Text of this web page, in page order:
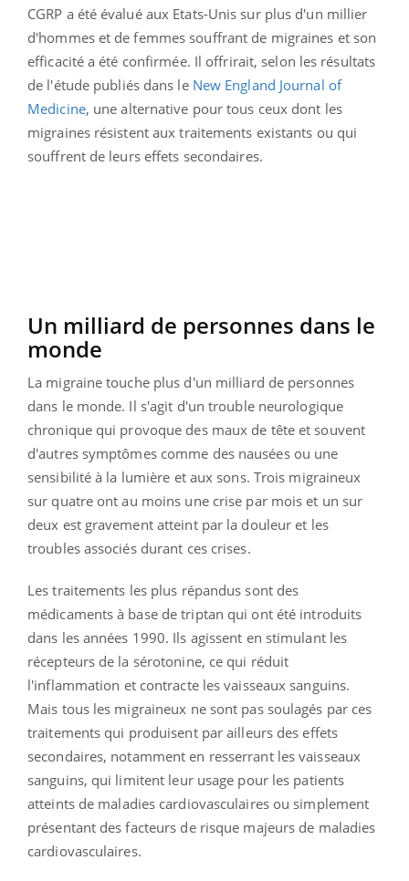
CGRP a été évalué aux Etats-Unis sur plus d'un millier
d'hommes et de femmes souffrant de migraines et son
efficacité a été confirmée. Il offrirait, selon les résultats
de l'étude publiés dans le New England Journal of
Medicine, une alternative pour tous ceux dont les
migraines résistent aux traitements existants ou qui
souffrent de leurs effets secondaires.
Un milliard de personnes dans le
monde
La migraine touche plus d'un milliard de personnes
dans le monde. Il s'agit d'un trouble neurologique
chronique qui provoque des maux de tête et souvent
d'autres symptômes comme des nausées ou une
sensibilité à la lumière et aux sons. Trois migraineux
sur quatre ont au moins une crise par mois et un sur
deux est gravement atteint par la douleur et les
troubles associés durant ces crises.
Les traitements les plus répandus sont des
médicaments à base de triptan qui ont été introduits
dans les années 1990. Ils agissent en stimulant les
récepteurs de la sérotonine, ce qui réduit
l'inflammation et contracte les vaisseaux sanguins.
Mais tous les migraineux ne sont pas soulagés par ces
traitements qui produisent par ailleurs des effets
secondaires, notamment en resserrant les vaisseaux
sanguins, qui limitent leur usage pour les patients
atteints de maladies cardiovasculaires ou simplement
présentant des facteurs de risque majeurs de maladies
cardiovasculaires.